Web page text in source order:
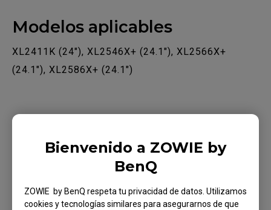
Bienvenido a ZOWIE by
BenQ
ZOWIE by BenQ respeta tu privacidad de datos. Utilizamos
cookies y tecnologías similares para asegurarnos de que
Modelos aplicables
XL2411K (24"), XL2546X+ (24.1"), XL2566X+
(24.1"), XL2586X+ (24.1")
¿Te ha sido útil?
No